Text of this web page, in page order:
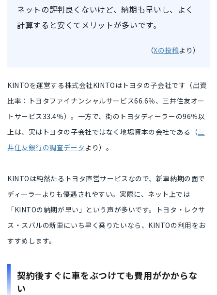
ネットの評判良くないけど、納期も早いし、よく
計算すると安くてメリットが多いです。
（Xの投稿より）
KINTOを運営する株式会社KINTOは トヨタの子会社です（出資
比率：トヨタファイナンシャルサービス66.6％、三井住友オー
トサービス33.4％）。一方で、街のトヨタディーラーの96％以
上は、 実はトヨタの子会社ではなく地場資本の会社である（三
井住友銀行の調査データ より）。
KINTOは純然たるトヨタ直営サービス なので、新車納期の面で
ディーラーよりも優遇されやすい。実際に、ネット上では
「KINTOの納期が早い」という声が多いです。トヨタ・レクサ
ス・スバルの新車にいち早く乗りたいなら、KINTOの利用をお
すすめします。
契約後すぐに車をぶつけても費用がかからな
い